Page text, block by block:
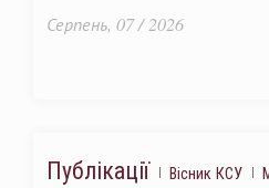
Серпень, 07 / 2026
Публікації Вісник КСУ